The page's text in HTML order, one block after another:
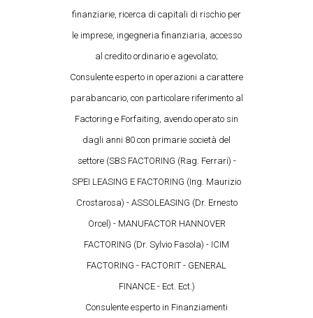
finanziarie, ricerca di capitali di rischio per
le imprese, ingegneria finanziaria, accesso
al credito ordinario e agevolato;
Consulente esperto in operazioni a carattere
parabancario, con particolare riferimento al
Factoring e Forfaiting, avendo operato sin
dagli anni 80 con primarie società del
settore (SBS FACTORING (Rag. Ferrari) -
SPEI LEASING E FACTORING (Ing. Maurizio
Crostarosa) - ASSOLEASING (Dr. Ernesto
Orcel) - MANUFACTOR HANNOVER
FACTORING (Dr. Sylvio Fasola) - ICIM
FACTORING - FACTORIT - GENERAL
FINANCE - Ect. Ect.)
Consulente esperto in Finanziamenti